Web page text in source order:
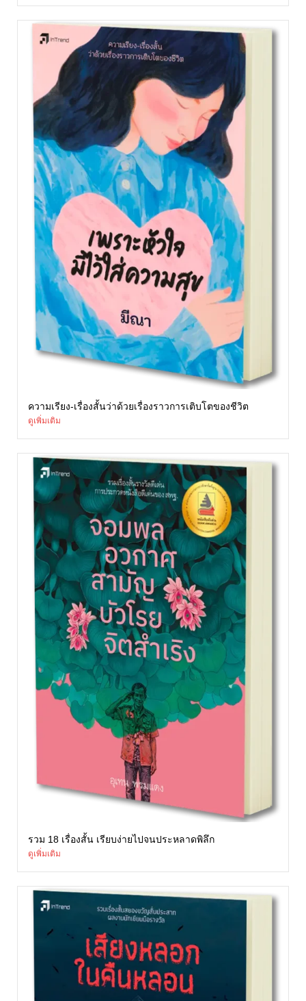
ความเรียง-เรื่องสั้นว่าด้วยเรื่องราวการเติบโตของชีวิต
ดูเพิ่มเติม
รวม 18 เรื่องสั้น เรียบง่ายไปจนประหลาดพิลึก
ดูเพิ่มเติม